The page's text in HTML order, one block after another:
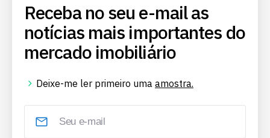
Receba no seu e-mail as
notícias mais importantes do
mercado imobiliário
Deixe-me ler primeiro uma amostra.